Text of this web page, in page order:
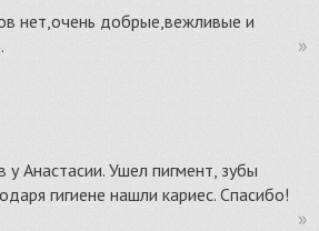
нет,очень добрые,вежливые и
у Анастасии. Ушел пигмент, зубы
гигиене нашли кариес. Спасибо!